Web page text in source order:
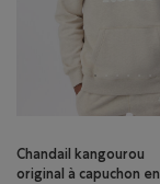
Chandail kangourou
original à capuchon en